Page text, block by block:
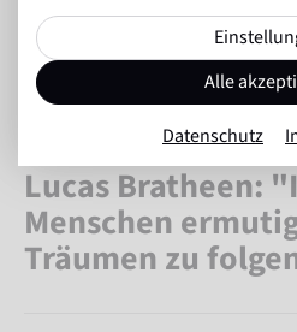
Zurück zur Übersicht
Lucas Bratheen:
Menschen
Träumen zu
Alle
Datenschutz